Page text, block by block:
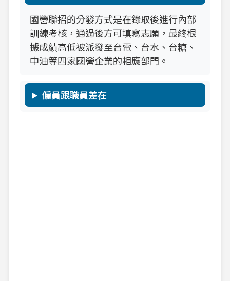
國營聯招的分發方式是在錄取後進行內部
訓練考核，通過後方可填寫志願，最終根
據成績高低被派發至台電、台水、台糖、
中油等四家國營企業的相應部門。
僱員跟職員差在